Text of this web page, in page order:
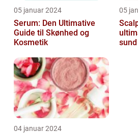
05 januar 2024
Serum: Den Ultimative
Guide til Skønhed og
Kosmetik
05
04 januar 2024